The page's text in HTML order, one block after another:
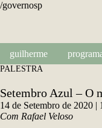
/governosp
guilherme
PALESTRA
Setembro Azul – O
14 de Setembro de 2020 |
Com Rafael Veloso